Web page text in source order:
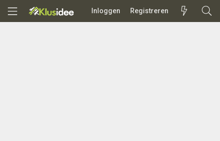
Inloggen Registreren